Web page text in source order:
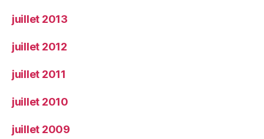
juillet 2013
juillet 2012
juillet 2011
juillet 2010
juillet 2009